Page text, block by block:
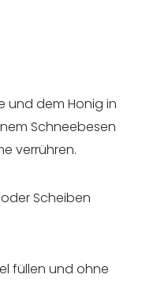
und dem Honig in
Schneebesen
verrühren.
Scheiben
füllen und ohne